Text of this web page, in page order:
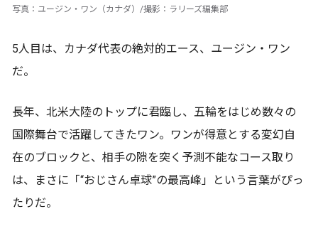
写真：ユージン・ワン（カナダ）/撮影：ラリーズ編集部
5人目は、カナダ代表の絶対的エース、ユージン・ワン
だ。
長年、北米大陸のトップに君臨し、五輪をはじめ数々の
国際舞台で活躍してきたワン。ワンが得意とする変幻自
在のブロックと、相手の隙を突く予測不能なコース取り
は、まさに「“おじさん卓球”の最高峰」という言葉がぴっ
たりだ。